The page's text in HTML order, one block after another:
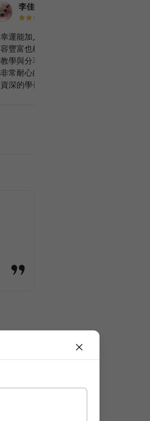
李佳佳
運能加入到這裡，F大的教學
豐富也極度實用，完全不吝嗇
學與分享，對每個學員的問題
常耐心的回答與解說，對F大
深的學長姐，除了感謝還是感
~長期